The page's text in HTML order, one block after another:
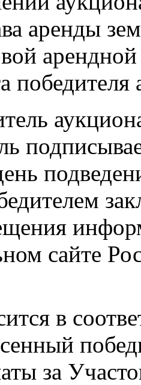
аренды
победителя
сайте
в
за